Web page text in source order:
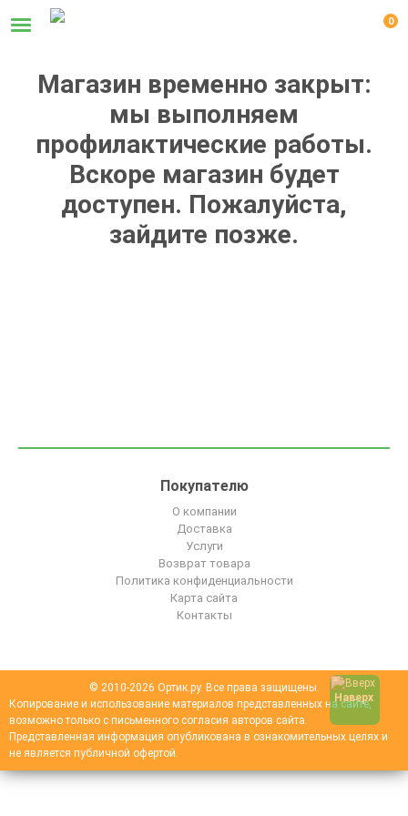
0
Магазин временно закрыт:
мы выполняем
профилактические работы.
Вскоре магазин будет
доступен. Пожалуйста,
зайдите позже.
Покупателю
О компании
Доставка
Услуги
Возврат товара
Политика конфиденциальности
Карта сайта
Контакты
© 2010-2026 Ортик.ру. Все права защищены.
Копирование и использование материалов представленных на сайте,
возможно только с письменного согласия авторов сайта.
Представленная информация опубликована в ознакомительных целях и
не является публичной офертой.
Наверх